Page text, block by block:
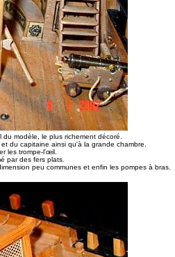
modèle, le plus richement décoré.
du capitaine ainsi qu'à la grande chambre.
les trompe-l'œil.
par des fers plats.
peu communes et enfin les pompes à bras.